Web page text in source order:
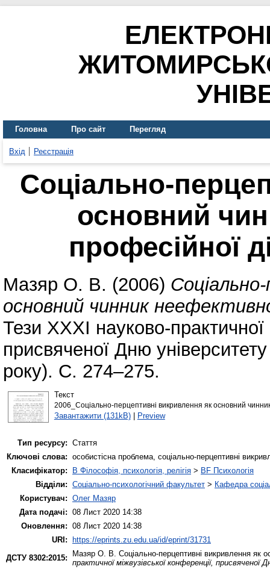
Головна Про сайт Перегляд
Вхід Реєстрація
Соціально-
основний
професійної
Мазяр О. В. (2006)
основний чинник
Тези ХХХІ науково-практичної
присвяченої Дню
року). С. 274–275.
Текст
2006_Соціально-перцептивні викривлення як основний
Завантажити (131kB)| Preview
Тип ресурсу: Стаття
Ключові слова: особистісна проблема, соціально-перцептивні
Класифікатор:
B Філософія, психологія, релігія > BF Психологія
Відділи: Соціально-психологічний факультет > Кафедра
Користувач: Олег Мазяр
Дата подачі: 08 Лист 2020 14:38
Оновлення: 08 Лист 2020 14:38
URI:
https://eprints.zu.edu.ua/id/eprint/31731
ДСТУ 8302:2015:
Мазяр О. В. Соціально-перцептивні викривлення як
практичної міжвузівської конференції,